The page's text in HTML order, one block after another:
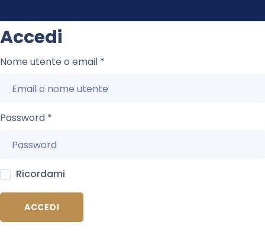
Accedi
Nome utente o email *
Password *
Ricordami
ACCEDI